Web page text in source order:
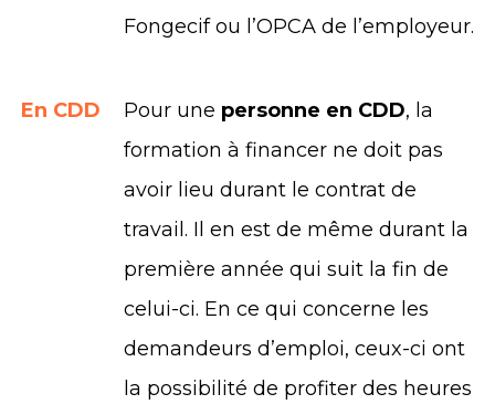
Fongecif ou l’OPCA de l’employeur.
En CDD Pour une personne en CDD, la
formation à financer ne doit pas
avoir lieu durant le contrat de
travail. Il en est de même durant la
première année qui suit la fin de
celui-ci. En ce qui concerne les
demandeurs d’emploi, ceux-ci ont
la possibilité de profiter des heures